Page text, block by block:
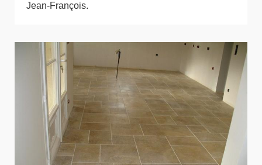
Jean-François.